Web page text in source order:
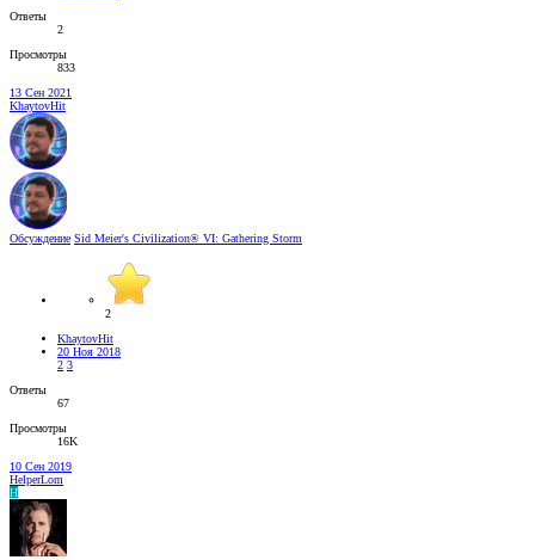
Ответы
2
Просмотры
833
13 Сен 2021
KhaytovHit
Обсуждение Sid Meier's Civilization® VI: Gathering Storm
2
KhaytovHit
20 Ноя 2018
2 3
Ответы
67
Просмотры
16K
10 Сен 2019
HelperLom
H